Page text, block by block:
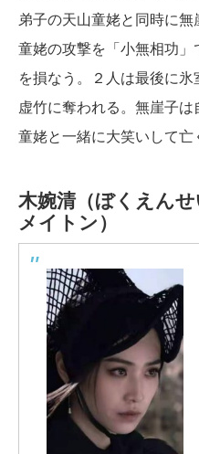
弟子の天山童姥と同時に
童姥の攻撃を「小無相功
を損なう。２人は最後に
虚竹に奪われる。無崖子は
童姥と一緒に大笑いして亡
木婉清（ぼくえんせ
メイトン）